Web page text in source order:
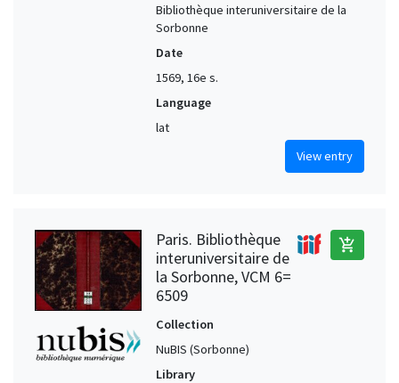
Bibliothèque interuniversitaire de la
Sorbonne
Date
1569, 16e s.
Language
lat
View entry
Paris. Bibliothèque
interuniversitaire de
la Sorbonne, VCM 6=
6509
add_shopping_cart
Collection
NuBIS (Sorbonne)
Library